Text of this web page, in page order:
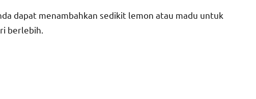
dapat menambahkan sedikit lemon atau madu untuk
berlebih.